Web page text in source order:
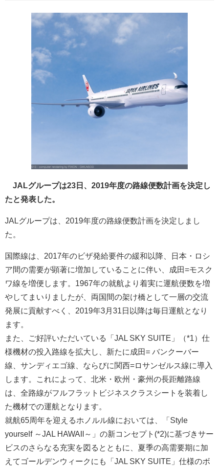
JALグループは23日、2019年度の路線便数計画を決定し
たと発表した。
JALグループは、2019年度の路線便数計画を決定しまし
た。
国際線は、2017年のビザ発給要件の緩和以降、日本・ロシ
ア間の需要が顕著に増加していることに伴い、成田=モスク
ワ線を増便します。1967年の就航より着実に運航便数を増
やしてまいりましたが、両国間の架け橋として一層の交流
発展に貢献すべく、2019年3月31日以降は毎日運航となり
ます。
また、ご好評いただいている「JAL SKY SUITE」（*1）仕
様機材の投入路線を拡大し、新たに成田= バンクーバー
線、サンディエゴ線、ならびに関西=ロサンゼルス線に導入
します。これによって、北米・欧州・豪州の長距離路線
は、全路線がフルフラットビジネスクラスシートを装着し
た機材での運航となります。
就航65周年を迎えるホノルル線においては、「Style
yourself ～JAL HAWAII～」の新コンセプト(*2)に基づきサー
ビスのさらなる充実を図るとともに、夏季の高需要期に加
えてゴールデンウィークにも「JAL SKY SUITE」仕様のボ